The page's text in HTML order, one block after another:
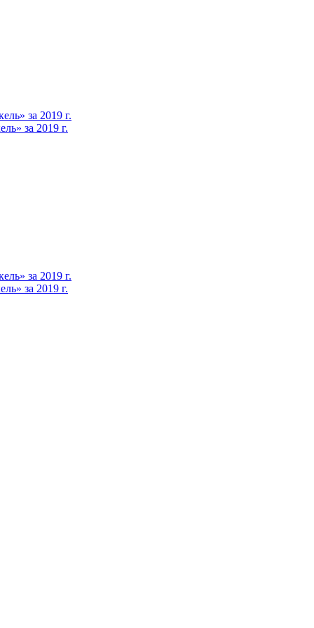
за 2019 г.
за 2019 г.
за 2019 г.
за 2019 г.